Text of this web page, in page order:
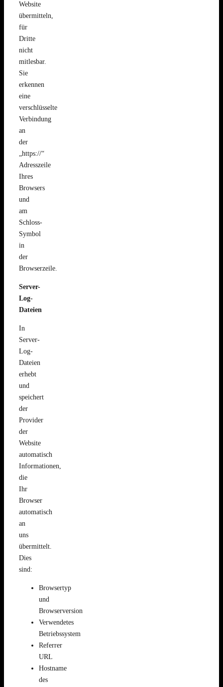
Website
übermitteln,
für
Dritte
nicht
mitlesbar.
Sie
erkennen
eine
verschlüsselte
Verbindung
an
der
„https://“
Adresszeile
Ihres
Browsers
und
am
Schloss-
Symbol
in
der
Browserzeile.
Server-
Log-
Dateien
In
Server-
Log-
Dateien
erhebt
und
speichert
der
Provider
der
Website
automatisch
Informationen,
die
Ihr
Browser
automatisch
an
uns
übermittelt.
Dies
sind:
Browsertyp
und
Browserversion
Verwendetes
Betriebssystem
Referrer
URL
Hostname
des